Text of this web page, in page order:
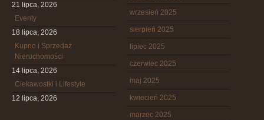
21 lipca, 2026
Eventy
18 lipca, 2026
Kupno i Sprzedaż
Nieruchomości
14 lipca, 2026
Ciekawostki i Lifestyle
12 lipca, 2026
wrzesień 2025
sierpień 2025
lipiec 2025
czerwiec 2025
maj 2025
kwiecień 2025
marzec 2025